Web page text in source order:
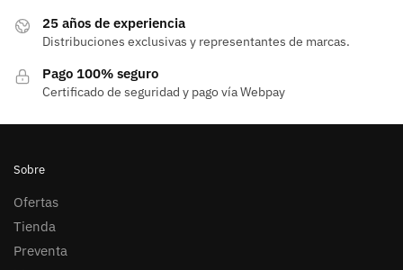
25 años de experiencia
Distribuciones exclusivas y representantes de marcas.
Pago 100% seguro
Certificado de seguridad y pago vía Webpay
Sobre
Ofertas
Tienda
Preventa